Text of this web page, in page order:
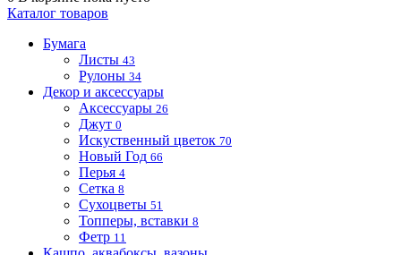
Каталог товаров
Бумага
Листы 43
Рулоны 34
Декор и аксессуары
Аксессуары 26
Джут 0
Искуственный цветок 70
Новый Год 66
Перья 4
Сетка 8
Сухоцветы 51
Топперы, вставки 8
Фетр 11